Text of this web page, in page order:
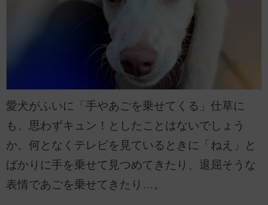
愛犬がふいに「手やあごを乗せてくる」仕草に
も、思わずキュン！としたことはないでしょう
か。何となくテレビを見ているときに「ねえ」と
ばかりに手を乗せて見つめてきたり、退屈そうな
表情であごを乗せてきたり…。